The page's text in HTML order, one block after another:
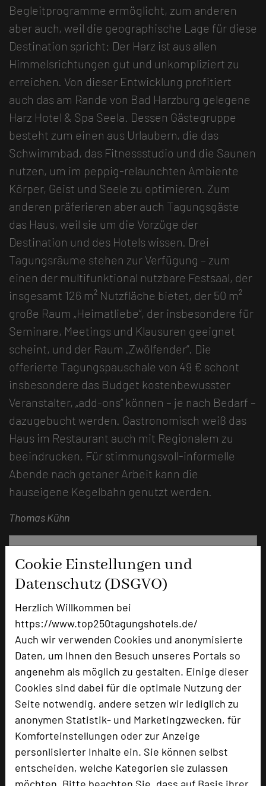
Cookie Einstellungen und
Datenschutz (DSGVO)
Herzlich Willkommen bei
https://www.top250tagungshotels.de/
Auch wir verwenden Cookies und anonymisierte
Daten, um Ihnen den Besuch unseres Portals so
angenehm als möglich zu gestalten. Einige dieser
Cookies sind dabei für die optimale Nutzung der
Seite notwendig, andere setzen wir lediglich zu
anonymen Statistik- und Marketingzwecken, für
Komforteinstellungen oder zur Anzeige
personlisierter Inhalte ein. Sie können selbst
entscheiden, welche Kategorien sie zulassen
Begleitprogramme ermöglicht, zum anderen
aber auch, weil die geographische Lage für diese
Destination spricht: Der Harz ist aus allen
Himmelsrichtungen gut und unkompliziert zu
erreichen. Von dieser Entwicklung profitiert
auch das am Rande von Bad Harzburg gelegene
Harz Hotel & Spa Seela. Dessen Gästegruppe
besteht zum einen aus Urlaubern, die das
Schwimmbad, das Fitnessstudio und die Saunen
nutzen, um im peppig-relaunchten Ambiente
Körper, Geist und Seele zu optimieren. Zum
anderen präferieren aber auch Tagungsgäste
das Haus, weil sie um die Vorzüge der
Destination und des Hotels wissen. Drei
Tagungsräume stehen zur Verfügung – zum
einen der multifunktional nutzbare Festsaal, der
insgesamt 126 m² Nutzfläche bietet, der 50 m²
große Raum „Heimatliebe“, der insbesondere für
Seminare, Meetings und Klausuren geeignet
scheint, und der Raum „Zwölfender“. Die
offerierte Tagungspauschale von 49 € schont
insbesondere das Budget kostenbewusster
Veranstalter, „add-ons“ können – je nach Bedarf –
dazugebucht werden. Gastronomisch weiß das
Haus im Restaurant auch mit Regionalem zu
beeindrucken. Für stimmungsvoll-informelle
Abende nach getaner Arbeit kann die
hauseigene Kegelbahn genutzt werden.
Thomas Kühn
Harz Hotel & Spa Seela
Nordhäuser Str. 5
38667 Bad Harzburg
phone +49 531 37001-166
mail Email
language Homepage